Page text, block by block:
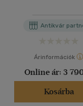
Antikvár
Árinformációk
Online ár: 3
Kosárba